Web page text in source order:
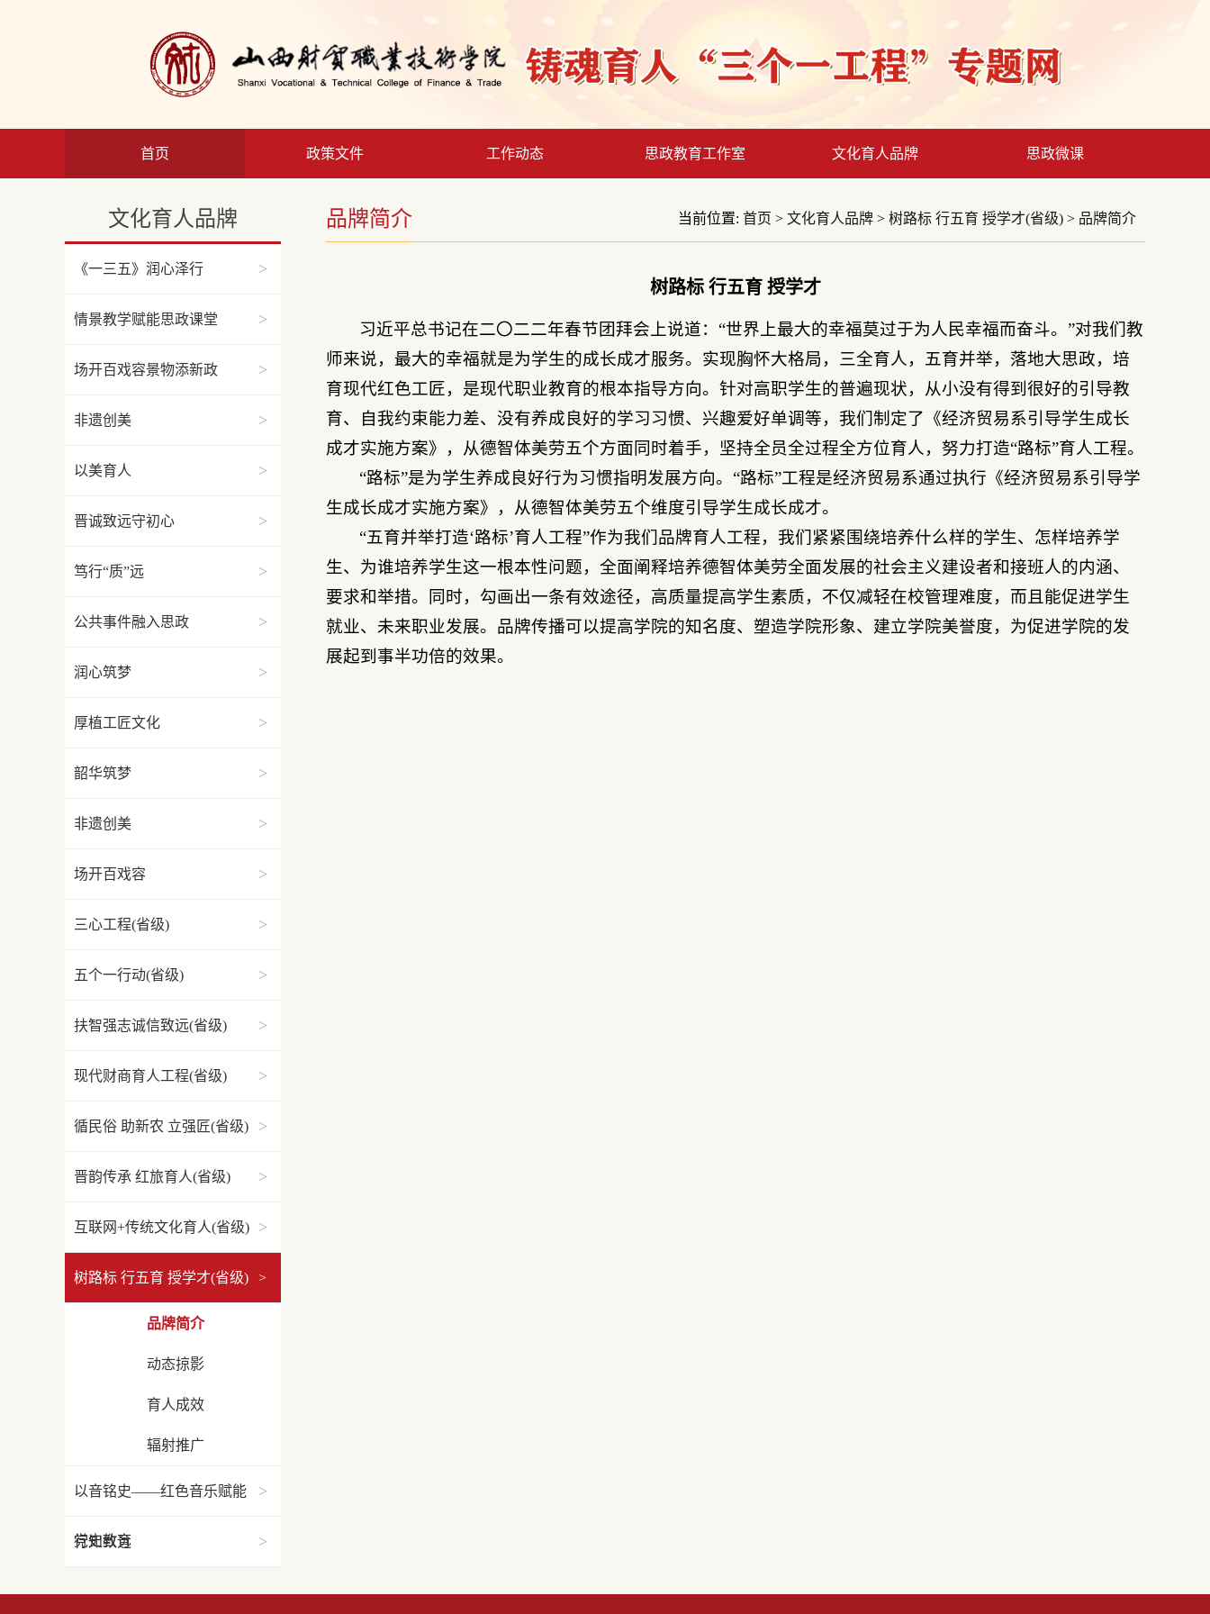
首页 政策文件 工作动态 思政教育工作室 文化育人品牌 思政微课
文化育人品牌
《一三五》润心泽行 >
情景教学赋能思政课堂 >
场开百戏容景物添新政 >
非遗创美 >
以美育人 >
晋诚致远守初心 >
笃行“质”远 >
公共事件融入思政 >
润心筑梦 >
厚植工匠文化 >
韶华筑梦 >
非遗创美 >
场开百戏容 >
三心工程(省级) >
五个一行动(省级) >
扶智强志诚信致远(省级) >
现代财商育人工程(省级) >
循民俗 助新农 立强匠(省级) >
晋韵传承 红旅育人(省级) >
互联网+传统文化育人(省级) >
树路标 行五育 授学才(省级) >
品牌简介
动态掠影
育人成效
辐射推广
以音铭史——红色音乐赋能
党史教育
>
行知致远 >
品牌简介 当前位置: 首页 > 文化育人品牌 > 树路标 行五育 授学才(省级) > 品牌简介
树路标 行五育 授学才
习近平总书记在二〇二二年春节团拜会上说道：“世界上最大的幸福莫过于为人民幸福而奋斗。”对我们教
师来说，最大的幸福就是为学生的成长成才服务。实现胸怀大格局，三全育人，五育并举，落地大思政，培
育现代红色工匠，是现代职业教育的根本指导方向。针对高职学生的普遍现状，从小没有得到很好的引导教
育、自我约束能力差、没有养成良好的学习习惯、兴趣爱好单调等，我们制定了《经济贸易系引导学生成长
成才实施方案》，从德智体美劳五个方面同时着手，坚持全员全过程全方位育人，努力打造“路标”育人工程。
“路标”是为学生养成良好行为习惯指明发展方向。“路标”工程是经济贸易系通过执行《经济贸易系引导学
生成长成才实施方案》，从德智体美劳五个维度引导学生成长成才。
“五育并举打造‘路标’育人工程”作为我们品牌育人工程，我们紧紧围绕培养什么样的学生、怎样培养学
生、为谁培养学生这一根本性问题，全面阐释培养德智体美劳全面发展的社会主义建设者和接班人的内涵、
要求和举措。同时，勾画出一条有效途径，高质量提高学生素质，不仅减轻在校管理难度，而且能促进学生
就业、未来职业发展。品牌传播可以提高学院的知名度、塑造学院形象、建立学院美誉度，为促进学院的发
展起到事半功倍的效果。